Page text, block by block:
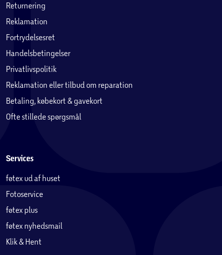
Returnering
Reklamation
Fortrydelsesret
Handelsbetingelser
Privatlivspolitik
Reklamation eller tilbud om reparation
Betaling, købekort & gavekort
Ofte stillede spørgsmål
Services
føtex ud af huset
Fotoservice
føtex plus
føtex nyhedsmail
Klik & Hent